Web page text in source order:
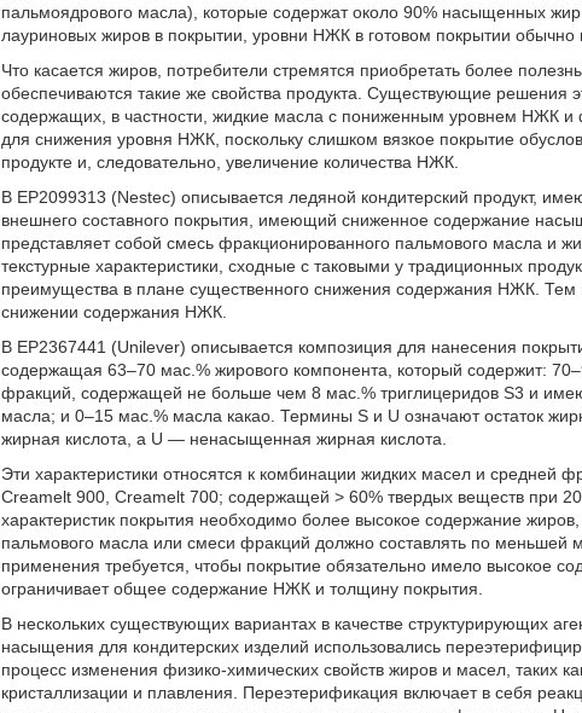
пальмоядрового масла), которые содержат около 90% насыщенных
лауриновых жиров в покрытии, уровни НЖК в готовом покрытии обычно
Что касается жиров, потребители стремятся приобретать более
обеспечиваются такие же свойства продукта. Существующие решения
содержащих, в частности, жидкие масла с пониженным уровнем НЖК и
для снижения уровня НЖК, поскольку слишком вязкое покрытие
продукте и, следовательно, увеличение количества НЖК.
В EP2099313 (Nestec) описывается ледяной кондитерский продукт,
внешнего составного покрытия, имеющий сниженное содержание
представляет собой смесь фракционированного пальмового масла и
текстурные характеристики, сходные с таковыми у традиционных
преимущества в плане существенного снижения содержания НЖК. Тем
снижении содержания НЖК.
В EP2367441 (Unilever) описывается композиция для нанесения
содержащая 63–70 мас.% жирового компонента, который содержит:
фракций, содержащей не больше чем 8 мас.% триглицеридов S3 и
масла; и 0–15 мас.% масла какао. Термины S и U означают остаток
жирная кислота, а U — ненасыщенная жирная кислота.
Эти характеристики относятся к комбинации жидких масел и средней
Creamelt 900, Creamelt 700; содержащей > 60% твердых веществ при
характеристик покрытия необходимо более высокое содержание
пальмового масла или смеси фракций должно составлять по меньшей
применения требуется, чтобы покрытие обязательно имело высокое
ограничивает общее содержание НЖК и толщину покрытия.
В нескольких существующих вариантах в качестве структурирующих
насыщения для кондитерских изделий использовались
процесс изменения физико-химических свойств жиров и масел, таких
кристаллизации и плавления. Переэтерификация включает в себя